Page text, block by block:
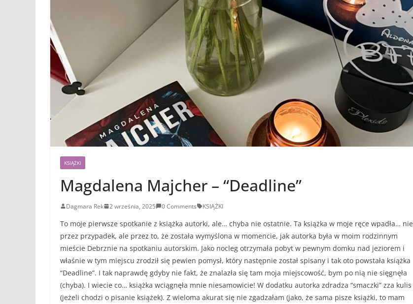
KSIĄŻKI
Magdalena Majcher – “Deadline”
Dagmara Rek 2 września, 2025 0 Comments KSIĄŻKI
To moje pierwsze spotkanie z książka autorki, ale… chyba nie ostatnie. Ta książka w moje ręce wpadła… nie
przez przypadek, ale przez to, że została wymyślona w momencie, jak autorka była w moim rodzinnym
mieście Debrznie na spotkaniu autorskim. Jako nocleg otrzymała pobyt w pewnym domku nad jeziorem i
właśnie w tym miejscu zrodził się pewien pomysł, który następnie został spisany i tak oto powstała książka
“Deadline”. I tak naprawdę gdyby nie fakt, że znalazła się tam moja miejscowość, bym po nią nie sięgnęła
(chyba). I wiecie co… książka wciągnęła mnie niesamowicie! W dodatku autorka zdradza “smaczki” zza kulis
(jeżeli chodzi o pisanie książek). Z wieloma akurat się nie zgadzałam (jako, że sama pisze książki, to mam